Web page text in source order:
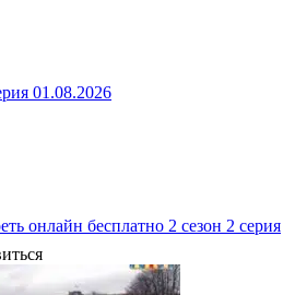
01.08.2026
онлайн бесплатно 2 сезон 2 серия